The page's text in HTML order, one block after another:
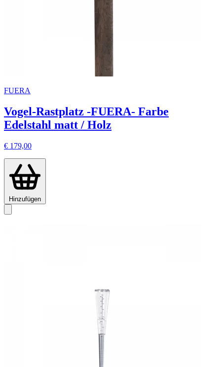
FUERA
Vogel-Rastplatz -FUERA- Farbe
Edelstahl matt / Holz
€ 179,00
Hinzufügen